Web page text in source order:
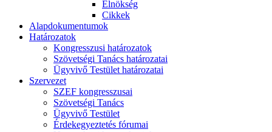
Elnökség
Cikkek
Alapdokumentumok
Határozatok
Kongresszusi határozatok
Szövetségi Tanács határozatai
Ügyvivő Testület határozatai
Szervezet
SZEF kongresszusai
Szövetségi Tanács
Ügyvivő Testület
Érdekegyeztetés fórumai